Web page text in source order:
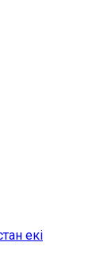
екі